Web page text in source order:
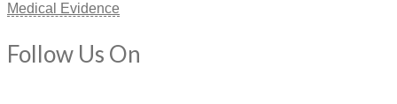
Medical Evidence
Follow Us On